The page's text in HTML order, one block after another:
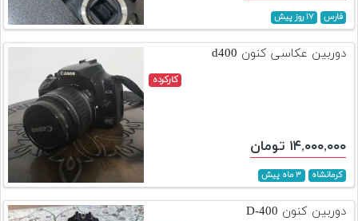
فارس ۱۷ روز پیش
دوربین عکاسی کنون d400
کارکرده
۱۴,۰۰۰,۰۰۰ تومان
کرمانشاه ۳ ماه پیش
دوربین کنون D-400